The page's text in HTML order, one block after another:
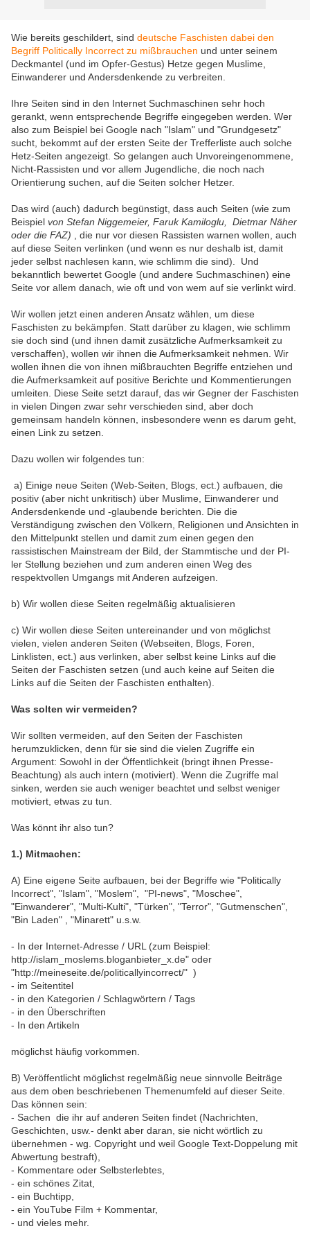
Wie bereits geschildert, sind deutsche Faschisten dabei den
Begriff Politically Incorrect zu mißbrauchen und unter seinem
Deckmantel (und im Opfer-Gestus) Hetze gegen Muslime,
Einwanderer und Andersdenkende zu verbreiten.
Ihre Seiten sind in den Internet Suchmaschinen sehr hoch
gerankt, wenn entsprechende Begriffe eingegeben werden. Wer
also zum Beispiel bei Google nach "Islam" und "Grundgesetz"
sucht, bekommt auf der ersten Seite der Trefferliste auch solche
Hetz-Seiten angezeigt. So gelangen auch Unvoreingenommene,
Nicht-Rassisten und vor allem Jugendliche, die noch nach
Orientierung suchen, auf die Seiten solcher Hetzer.
Das wird (auch) dadurch begünstigt, dass auch Seiten (wie zum
Beispiel von Stefan Niggemeier, Faruk Kamiloglu,
Dietmar Näher
oder die FAZ) , die nur vor diesen Rassisten warnen wollen, auch
auf diese Seiten verlinken (und wenn es nur deshalb ist, damit
jeder selbst nachlesen kann, wie schlimm die sind). Und
bekanntlich bewertet Google (und andere Suchmaschinen) eine
Seite vor allem danach, wie oft und von wem auf sie verlinkt wird.
Wir wollen jetzt einen anderen Ansatz wählen, um diese
Faschisten zu bekämpfen. Statt darüber zu klagen, wie schlimm
sie doch sind (und ihnen damit zusätzliche Aufmerksamkeit zu
verschaffen), wollen wir ihnen die Aufmerksamkeit nehmen. Wir
wollen ihnen die von ihnen mißbrauchten Begriffe entziehen und
die Aufmerksamkeit auf positive Berichte und Kommentierungen
umleiten. Diese Seite setzt darauf, das wir Gegner der Faschisten
in vielen Dingen zwar sehr verschieden sind, aber doch
gemeinsam handeln können, insbesondere wenn es darum geht,
einen Link zu setzen.
Dazu wollen wir folgendes tun:
a) Einige neue Seiten (Web-Seiten, Blogs, ect.) aufbauen, die
positiv (aber nicht unkritisch) über Muslime, Einwanderer und
Andersdenkende und -glaubende berichten. Die die
Verständigung zwischen den Völkern, Religionen und Ansichten in
den Mittelpunkt stellen und damit zum einen gegen den
rassistischen Mainstream der Bild, der Stammtische und der PI-
ler Stellung beziehen und zum anderen einen Weg des
respektvollen Umgangs mit Anderen aufzeigen.
b) Wir wollen diese Seiten regelmäßig aktualisieren
c) Wir wollen diese Seiten untereinander und von möglichst
vielen, vielen anderen Seiten (Webseiten, Blogs, Foren,
Linklisten, ect.) aus verlinken, aber selbst keine Links auf die
Seiten der Faschisten setzen (und auch keine auf Seiten die
Links auf die Seiten der Faschisten enthalten).
Was solten wir vermeiden?
Wir sollten vermeiden, auf den Seiten der Faschisten
herumzuklicken, denn für sie sind die vielen Zugriffe ein
Argument: Sowohl in der Öffentlichkeit (bringt ihnen Presse-
Beachtung) als auch intern (motiviert). Wenn die Zugriffe mal
sinken, werden sie auch weniger beachtet und selbst weniger
motiviert, etwas zu tun.
Was könnt ihr also tun?
1.) Mitmachen:
A) Eine eigene Seite aufbauen, bei der Begriffe wie "Politically
Incorrect", "Islam", "Moslem", "PI-news", "Moschee",
"Einwanderer", "Multi-Kulti", "Türken", "Terror", "Gutmenschen",
"Bin Laden" , "Minarett" u.s.w.
- In der Internet-Adresse / URL (zum Beispiel:
http://islam_moslems.bloganbieter_x.de" oder
"http://meineseite.de/politicallyincorrect/" )
- im Seitentitel
- in den Kategorien / Schlagwörtern / Tags
- in den Überschriften
- In den Artikeln
möglichst häufig vorkommen.
B) Veröffentlicht möglichst regelmäßig neue sinnvolle Beiträge
aus dem oben beschriebenen Themenumfeld auf dieser Seite.
Das können sein:
- Sachen die ihr auf anderen Seiten findet (Nachrichten,
Geschichten, usw.- denkt aber daran, sie nicht wörtlich zu
übernehmen - wg. Copyright und weil Google Text-Doppelung mit
Abwertung bestraft),
- Kommentare oder Selbsterlebtes,
- ein schönes Zitat,
- ein Buchtipp,
- ein YouTube Film + Kommentar,
- und vieles mehr.